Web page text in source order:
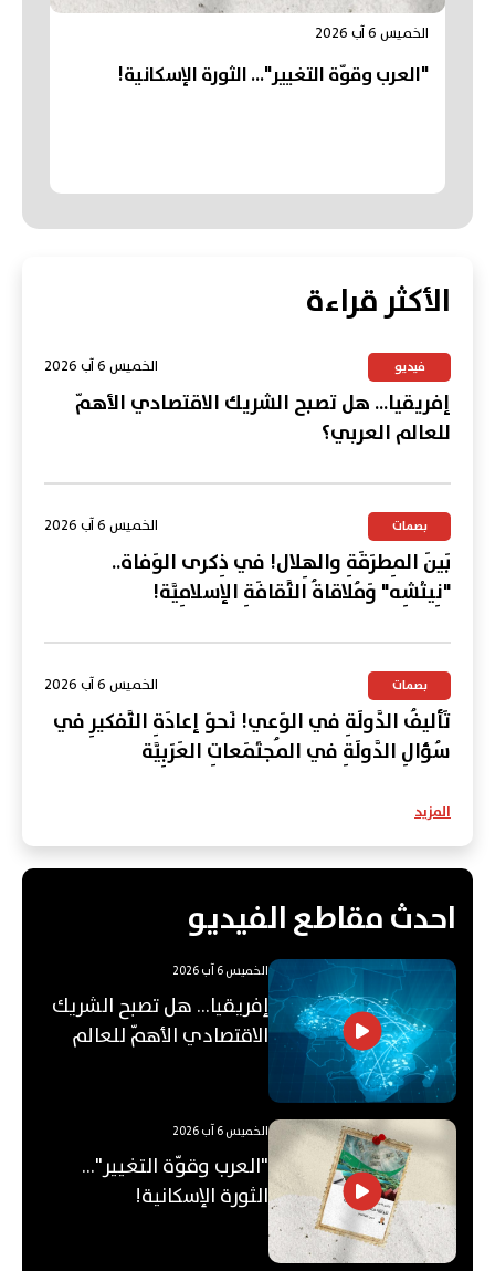
الخميس 6 آب 2026
"العرب وقوّة التغيير"... الثورة الإسكانية!
الأكثر قراءة
فيديو الخميس 6 آب 2026
إفريقيا... هل تصبح الشريك الاقتصادي الأهمّ
للعالم العربي؟
بصمات الخميس 6 آب 2026
بَينَ المِطرَقَةِ والهِلال! في ذِكرى الوَفاة..
"نِيتْشِه" وَمُلاقاةُ الثَّقافَةِ الإسلامِيَّة!
بصمات الخميس 6 آب 2026
تَأليفُ الدَّولَةِ في الوَعي! نَحوَ إعادَةِ التَّفكيرِ في
سُؤالِ الدَّولَةِ في المُجتَمَعاتِ العَرَبِيَّة
المزيد
احدث مقاطع الفيديو
الخميس 6 آب 2026
إفريقيا... هل تصبح الشريك
الاقتصادي الأهمّ للعالم
الخميس 6 آب 2026
"العرب وقوّة التغيير"...
الثورة الإسكانية!